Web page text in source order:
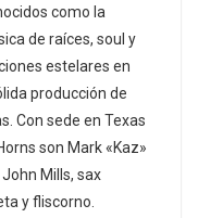
como la
de raíces, soul y
estelares en
producción de
Con sede en Texas
son Mark «Kaz»
Mills, sax
y fliscorno.